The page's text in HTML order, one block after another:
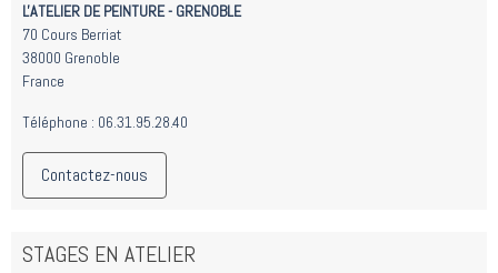
L'ATELIER DE PEINTURE - GRENOBLE
70 Cours Berriat
38000 Grenoble
France
Téléphone : 06.31.95.28.40
Contactez-nous
STAGES EN ATELIER